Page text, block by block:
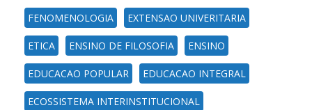
FENOMENOLOGIA EXTENSAO UNIVERITARIA
ETICA ENSINO DE FILOSOFIA ENSINO
EDUCACAO POPULAR EDUCACAO INTEGRAL
ECOSSISTEMA INTERINSTITUCIONAL